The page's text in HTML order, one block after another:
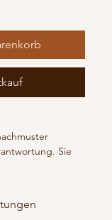
Sie
Indonesien